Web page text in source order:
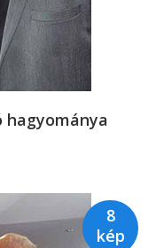
hagyománya
8
kép